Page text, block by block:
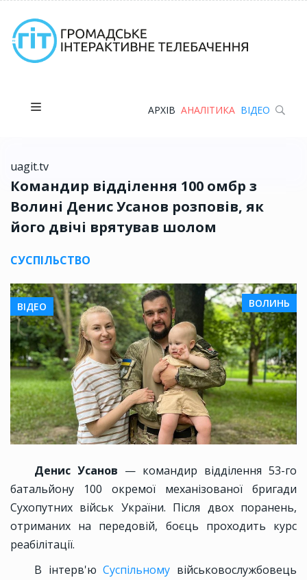
АРХІВ АНАЛІТИКА ВІДЕО
uagit.tv
Командир відділення 100 омбр з
Волині Денис Усанов розповів, як
його двічі врятував шолом
СУСПІЛЬСТВО
ВІДЕО ВОЛИНЬ
Денис Усанов — командир відділення 53-го
батальйону 100 окремої механізованої бригади
Сухопутних військ України. Після двох поранень,
отриманих на передовій, боєць проходить курс
реабілітації.
В інтерв'юСуспільному військовослужбовець